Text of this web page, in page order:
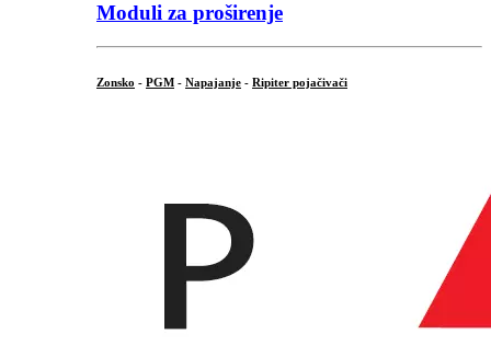
Moduli za proširenje
Zonsko - PGM - Napajanje - Ripiter pojačivači